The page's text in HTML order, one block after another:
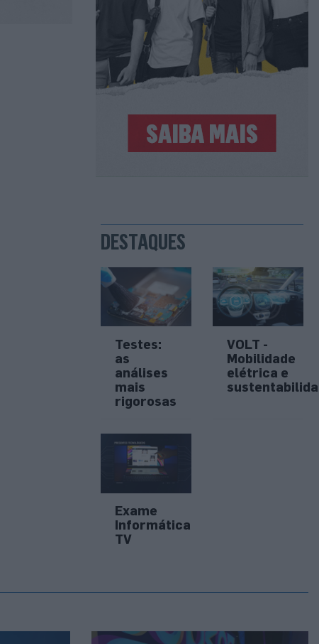
DESTAQUES
Testes:
as
análises
mais
rigorosas
VOLT -
Mobilidade
elétrica e
Exame
Informática
TV